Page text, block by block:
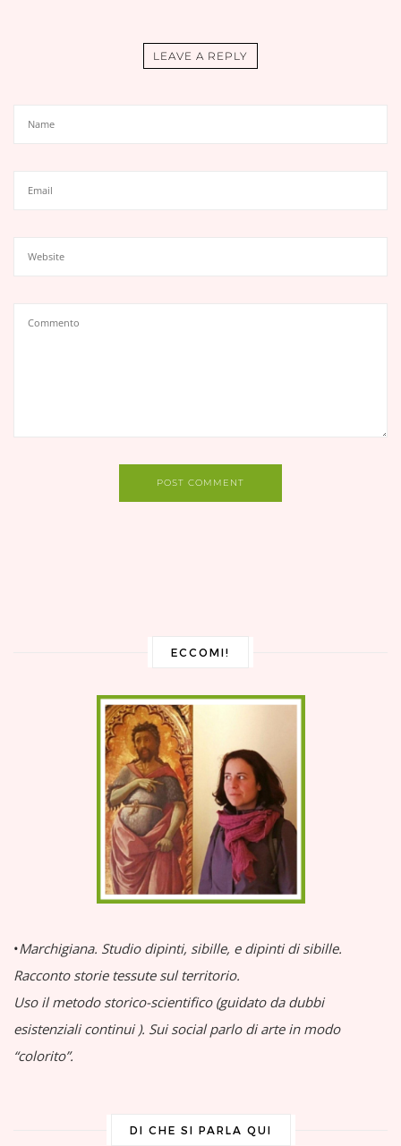
LEAVE A REPLY
POST COMMENT
ECCOMI!
•Marchigiana. Studio dipinti, sibille, e dipinti di sibille.
Racconto storie tessute sul territorio.
Uso il metodo storico-scientifico (guidato da dubbi
esistenziali continui ). Sui social parlo di arte in modo
“colorito”.
DI CHE SI PARLA QUI